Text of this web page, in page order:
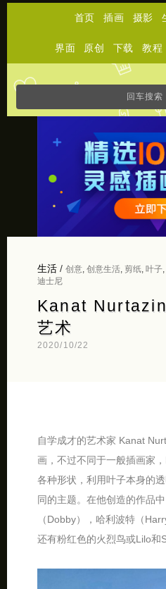
首页 插画 摄影
界面 原创 下载 教程
生活/ 创意, 创意生活, 剪纸, 叶子,
迪士尼
Kanat
艺术
2020/10/22
自学成才的艺术家 Kanat
画，不过不同于一般插画家
各种形状，利用叶子本身的
同的主题。在他创造的作品
（Dobby），哈利波特（
还有粉红色的火烈鸟或Lilo和